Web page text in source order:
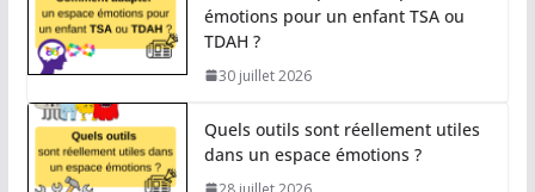
émotions pour un enfant TSA ou
TDAH ?
30 juillet 2026
Quels outils sont réellement utiles
dans un espace émotions ?